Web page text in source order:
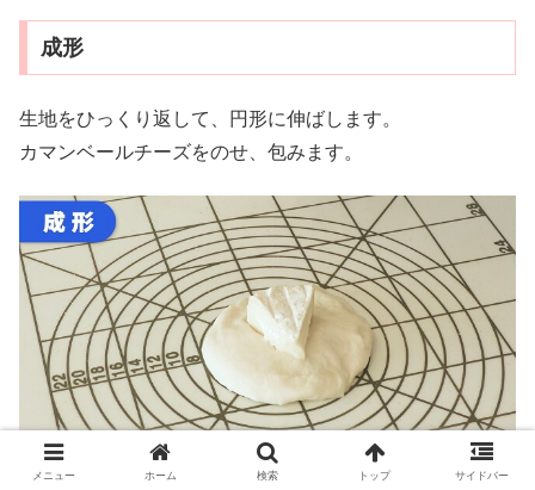
成形
生地をひっくり返して、円形に伸ばします。
カマンベールチーズをのせ、包みます。
メニュー ホーム 検索 トップ サイドバー